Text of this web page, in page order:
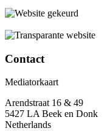
Contact
Mediatorkaart
Arendstraat 16 & 49
5427 LA Beek en Donk
Netherlands